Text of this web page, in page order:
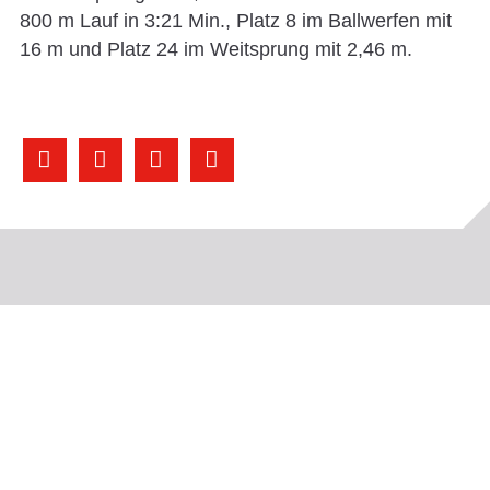
800 m Lauf in 3:21 Min., Platz 8 im Ballwerfen mit
16 m und Platz 24 im Weitsprung mit 2,46 m.
   